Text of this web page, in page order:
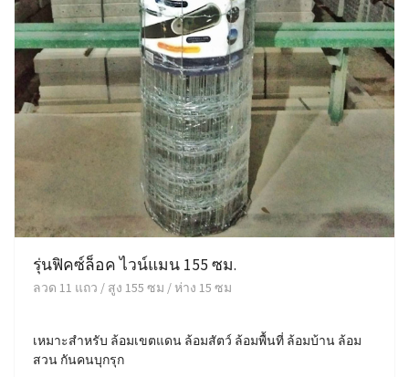
รุ่นฟิคซ์ล็อค ไวน์แมน 155 ซม.
ลวด 11 แถว / สูง 155 ซม / ห่าง 15 ซม
เหมาะสำหรับ ล้อมเขตแดน ล้อมสัตว์ ล้อมพื้นที่ ล้อมบ้าน ล้อม
สวน กันคนบุกรุก